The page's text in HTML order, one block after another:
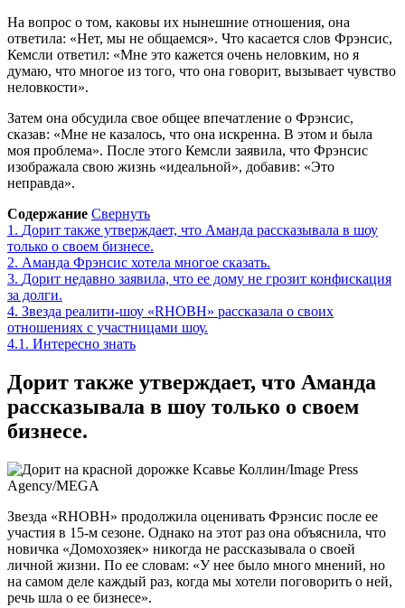
На вопрос о том, каковы их нынешние отношения, она
ответила: «Нет, мы не общаемся». Что касается слов Фрэнсис,
Кемсли ответил: «Мне это кажется очень неловким, но я
думаю, что многое из того, что она говорит, вызывает чувство
неловкости».
Затем она обсудила свое общее впечатление о Фрэнсис,
сказав: «Мне не казалось, что она искренна. В этом и была
моя проблема». После этого Кемсли заявила, что Фрэнсис
изображала свою жизнь «идеальной», добавив: «Это
неправда».
Содержание Свернуть
1. Дорит также утверждает, что Аманда рассказывала в шоу
только о своем бизнесе.
2. Аманда Фрэнсис хотела многое сказать.
3. Дорит недавно заявила, что ее дому не грозит конфискация
за долги.
4. Звезда реалити-шоу «RHOBH» рассказала о своих
отношениях с участницами шоу.
4.1. Интересно знать
Дорит также утверждает, что Аманда
рассказывала в шоу только о своем
бизнесе.
Ксавье Коллин/Image Press
Agency/MEGA
Звезда «RHOBH» продолжила оценивать Фрэнсис после ее
участия в 15-м сезоне. Однако на этот раз она объяснила, что
новичка «Домохозяек» никогда не рассказывала о своей
личной жизни. По ее словам: «У нее было много мнений, но
на самом деле каждый раз, когда мы хотели поговорить о ней,
речь шла о ее бизнесе».